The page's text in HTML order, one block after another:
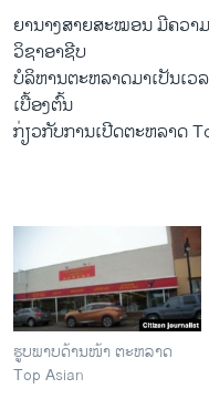
ຍານາງສາຍສະໝອນ ​ມີ​ຄວາ
ວິຊາ​ອາຊີບ​
ບໍລິຫານ​ຕະຫລາດ​ມາ​ເປັນ​ເວ
ເບື້ອງຕົ້ນ
ກ່ຽວກັບ​ການເປີດ​ຕະຫລາດ
ຮູບພາບດ້ານໜ້າ ຕະຫລາດ
Top Asian